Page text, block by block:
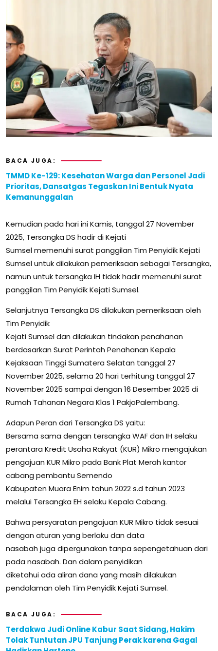
BACA JUGA:
TMMD Ke-129: Kesehatan Warga dan Personel Jadi
Prioritas, Dansatgas Tegaskan Ini Bentuk Nyata
Kemanunggalan
Kemudian pada hari ini Kamis, tanggal 27 November
2025, Tersangka DS hadir di Kejati
Sumsel memenuhi surat panggilan Tim Penyidik Kejati
Sumsel untuk dilakukan pemeriksaan sebagai Tersangka,
namun untuk tersangka IH tidak hadir memenuhi surat
panggilan Tim Penyidik Kejati Sumsel.
Selanjutnya Tersangka DS dilakukan pemeriksaan oleh
Tim Penyidik
Kejati Sumsel dan dilakukan tindakan penahanan
berdasarkan Surat Perintah Penahanan Kepala
Kejaksaan Tinggi Sumatera Selatan tanggal 27
November 2025, selama 20 hari terhitung tanggal 27
November 2025 sampai dengan 16 Desember 2025 di
Rumah Tahanan Negara Klas 1 PakjoPalembang.
Adapun Peran dari Tersangka DS yaitu:
Bersama sama dengan tersangka WAF dan IH selaku
perantara Kredit Usaha Rakyat (KUR) Mikro mengajukan
pengajuan KUR Mikro pada Bank Plat Merah kantor
cabang pembantu Semendo
Kabupaten Muara Enim tahun 2022 s.d tahun 2023
melalui Tersangka EH selaku Kepala Cabang.
Bahwa persyaratan pengajuan KUR Mikro tidak sesuai
dengan aturan yang berlaku dan data
nasabah juga dipergunakan tanpa sepengetahuan dari
pada nasabah. Dan dalam penyidikan
diketahui ada aliran dana yang masih dilakukan
pendalaman oleh Tim Penyidik Kejati Sumsel.
BACA JUGA:
Terdakwa Judi Online Kabur Saat Sidang, Hakim
Tolak Tuntutan JPU Tanjung Perak karena Gagal